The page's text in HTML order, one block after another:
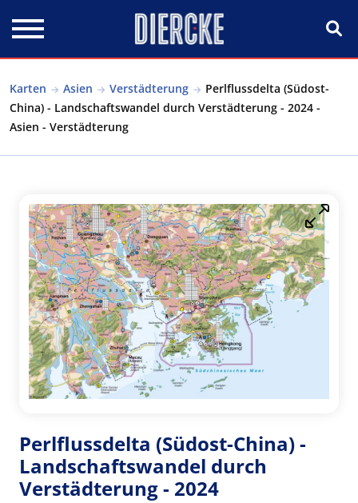
Karten Asien Verstädterung
Perlflussdelta (Südost-
China) - Landschaftswandel durch Verstädterung - 2024 -
Asien - Verstädterung
Perlflussdelta (Südost-China) -
Landschaftswandel durch
Verstädterung - 2024